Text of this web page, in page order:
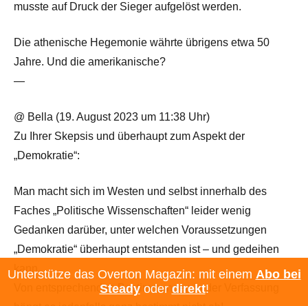
musste auf Druck der Sieger aufgelöst werden.
Die athenische Hegemonie währte übrigens etwa 50
Jahre. Und die amerikanische?
—
@ Bella (19. August 2023 um 11:38 Uhr)
Zu Ihrer Skepsis und überhaupt zum Aspekt der
„Demokratie“:
Man macht sich im Westen und selbst innerhalb des
Faches „Politische Wissenschaften“ leider wenig
Gedanken darüber, unter welchen Voraussetzungen
„Demokratie“ überhaupt entstanden ist – und gedeihen
kann.
Von entsprechenden Bestimmungen in der Verfassung
Unterstütze das Overton Magazin: mit einem Abo bei
Steadyoder direkt!